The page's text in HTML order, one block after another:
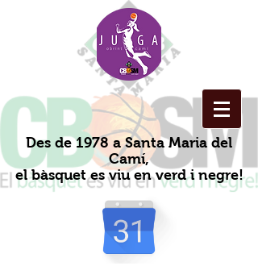
Des de 1978 a Santa Maria del
Camí,
el bàsquet es viu en verd i negre!